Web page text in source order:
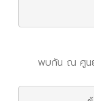
พบกัน ณ ศูนย์